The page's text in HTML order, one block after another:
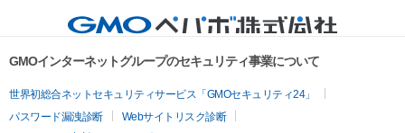
GMOインターネットグループのセキュリティ事業について
世界初総合ネットセキュリティサービス「GMOセキュリティ24」
パスワード漏洩診断
Webサイトリスク診断